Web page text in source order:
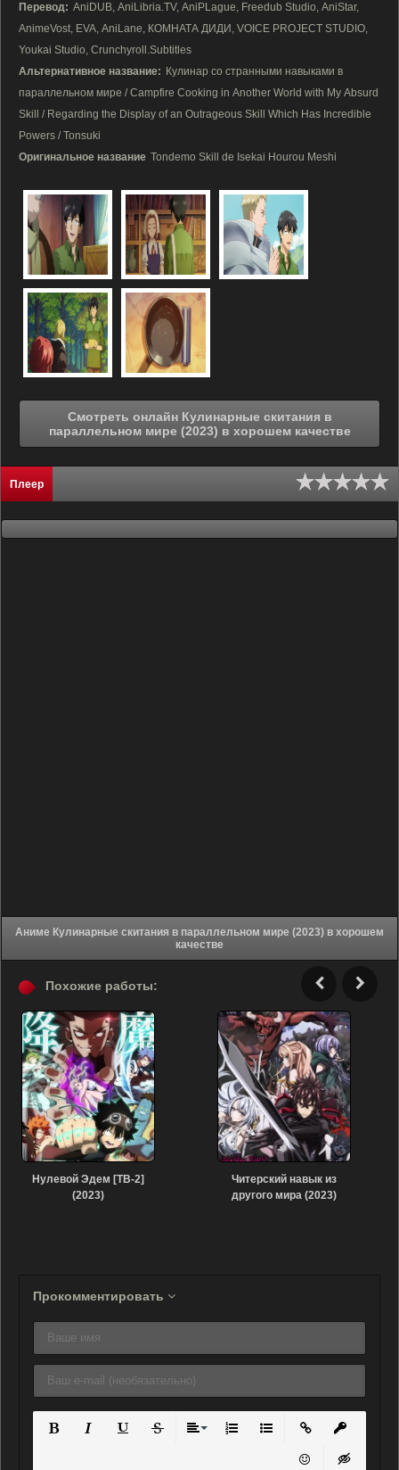
Перевод: AniDUB, AniLibria.TV, AniPLague, Freedub Studio, AniStar,
AnimeVost, EVA, AniLane, КОМНАТА ДИДИ, VOICE PROJECT STUDIO,
Youkai Studio, Crunchyroll.Subtitles
Альтернативное название: Кулинар со странными навыками в
параллельном мире / Campfire Cooking in Another World with My Absurd
Skill / Regarding the Display of an Outrageous Skill Which Has Incredible
Powers / Tonsuki
Оригинальное название Tondemo Skill de Isekai Hourou Meshi
Смотреть онлайн Кулинарные скитания в
параллельном мире (2023) в хорошем качестве
Плеер
Аниме Кулинарные скитания в параллельном мире (2023) в хорошем
качестве
Похожие работы:
Нулевой Эдем [ТВ-2]
(2023)
Читерский навык из
другого мира (2023)
Прокомментировать
Нумерованный список
Маркированный
Вставить ссылку
Вставить